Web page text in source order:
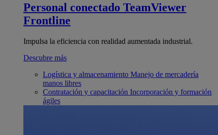
Personal conectado TeamViewer
Frontline
Impulsa la eficiencia con realidad aumentada industrial.
Descubre más
Logística y almacenamiento Manejo de mercadería
manos libres
Contratación y capacitación Incorporación y formación
ágiles